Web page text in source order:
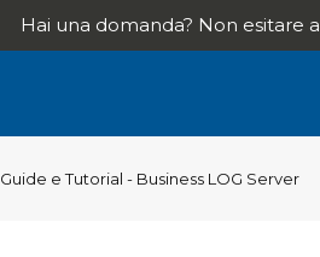
Hai una domanda? Non esitare
Guide e Tutorial - Business LOG Server